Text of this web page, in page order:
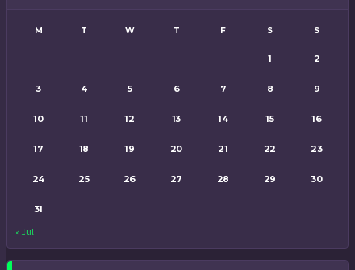
M T W T F S S
1 2
3 4 5 6 7 8 9
10 11 12 13 14 15 16
17 18 19 20 21 22 23
24 25 26 27 28 29 30
31
« Jul